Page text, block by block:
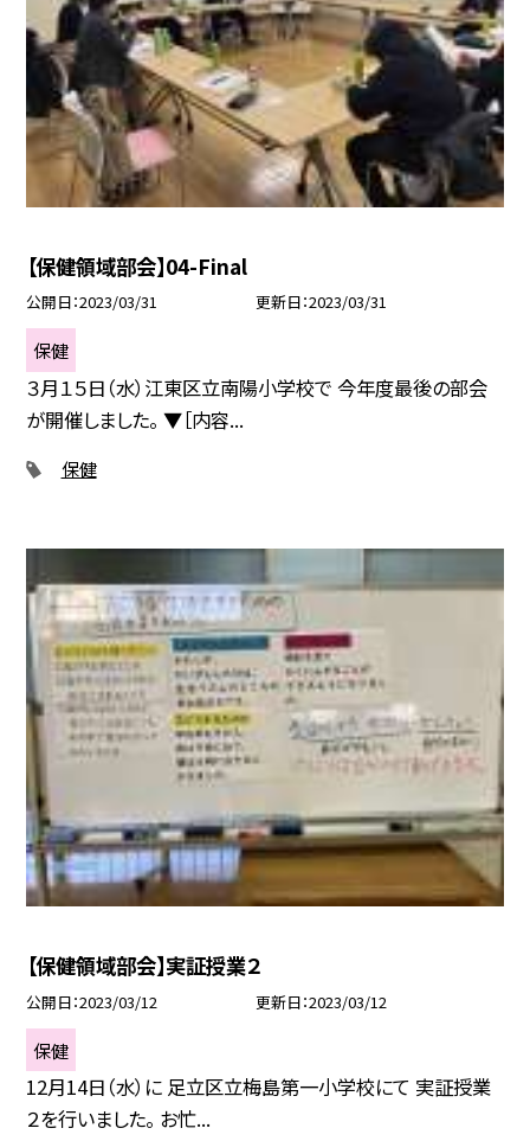
【保健領域部会】04-Final
公開日 2023/03/31 更新日 2023/03/31
保健
３月１５日（水）江東区立南陽小学校で 今年度最後の部会
が開催しました。 ▼［内容...
保健
【保健領域部会】実証授業２
公開日 2023/03/12 更新日 2023/03/12
保健
12月14日（水）に 足立区立梅島第一小学校にて 実証授業
２を行いました。 お忙...